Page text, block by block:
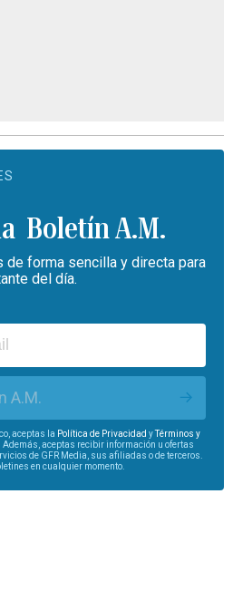
Boletín A.M.
de forma sencilla y directa para
del día.
A.M.
aceptas la Política de Privacidad yTérminos y
Además, aceptas recibir información u ofertas
de GFR Media, sus afiliadas o de terceros.
en cualquier momento.